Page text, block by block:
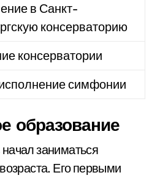
в Санкт-
консерваторию
консерватории
симфонии
образование
заниматься
Его первыми